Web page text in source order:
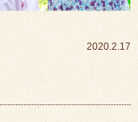
2020.2.17